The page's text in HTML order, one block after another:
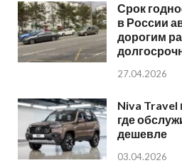
Срок
в России
дорогим
27.04.2026
Niva Travel
где
дешевле
03.04.2026